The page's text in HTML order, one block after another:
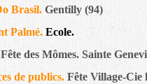
Brasil. Gentilly (94)
Palmé. Ecole.
Fête des Mômes. Sainte
de publics. Fête Village-Cie